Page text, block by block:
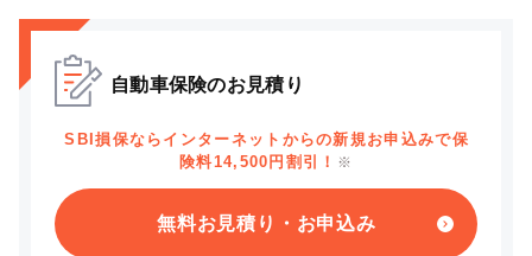
自動車保険のお見積り
SBI損保ならインターネットからの新規お申込みで保
険料14,500円割引！ ※
無料お見積り・お申込み